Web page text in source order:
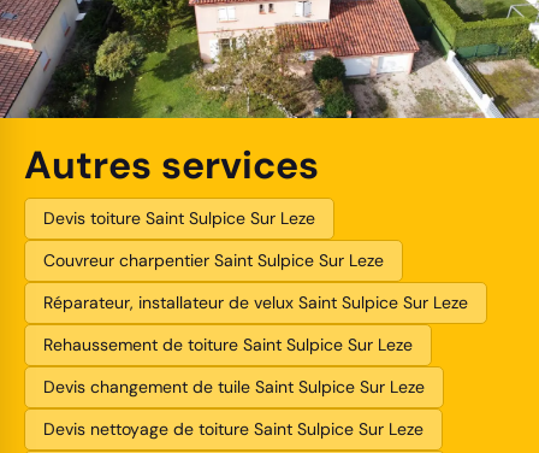
Autres services
Devis toiture Saint Sulpice Sur Leze
Couvreur charpentier Saint Sulpice Sur Leze
Réparateur, installateur de velux Saint Sulpice Sur Leze
Rehaussement de toiture Saint Sulpice Sur Leze
Devis changement de tuile Saint Sulpice Sur Leze
Devis nettoyage de toiture Saint Sulpice Sur Leze